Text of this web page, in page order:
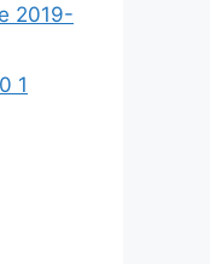
2019-
1